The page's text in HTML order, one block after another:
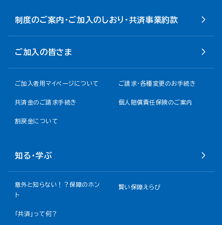
制度のご案内・ご加入のしおり・共済事業約款
ご加入の皆さま
ご加入者用マイページについて ご請求・各種変更のお手続き
共済金のご請求手続き 個人賠償責任保険のご案内
割戻金について​
知る・学ぶ
意外と知らない！？保障のホン
ト
賢い保障えらび
「共済」って何？